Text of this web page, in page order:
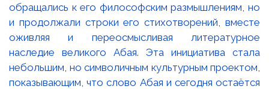
обращались к его философским размышлениям, но
и продолжали строки его стихотворений, вместе
оживляя и переосмысливая литературное
наследие великого Абая. Эта инициатива стала
небольшим, но символичным культурным проектом,
показывающим, что слово Абая и сегодня остаётся